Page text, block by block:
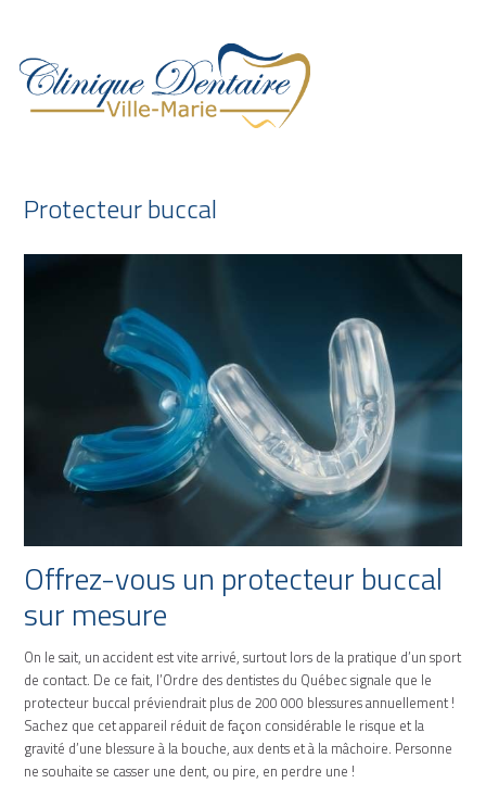
URGENCE DENTAIRE
ÉQUIPE
INFORMATIONS
CARRIÈRE
CONTACT
FRANÇAIS
Protecteur buccal
Offrez-vous un protecteur buccal
sur mesure
On le sait, un accident est vite arrivé, surtout lors de la pratique d’un sport
de contact. De ce fait, l’Ordre des dentistes du Québec signale que le
protecteur buccal préviendrait plus de 200 000 blessures annuellement !
Sachez que cet appareil réduit de façon considérable le risque et la
gravité d’une blessure à la bouche, aux dents et à la mâchoire. Personne
ne souhaite se casser une dent, ou pire, en perdre une !